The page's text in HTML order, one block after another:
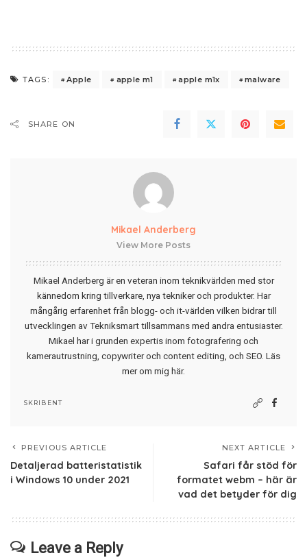
TAGS: Apple apple m1 apple m1x malware
SHARE ON
Mikael Anderberg
View More Posts
Mikael Anderberg är en veteran inom teknikvärlden med stor
kännedom kring tillverkare, nya tekniker och produkter. Har
mångårig erfarenhet från blogg- och it-världen vilken bidrar till
utvecklingen av Tekniksmart tillsammans med andra entusiaster.
Mikael har i grunden expertis inom fotografering och
kamerautrustning, copywriter och content editing, och SEO. Läs
mer om mig här.
SKRIBENT
PREVIOUS ARTICLE
Detaljerad batteristatistik
i Windows 10 under 2021
NEXT ARTICLE
Safari får stöd för
formatet webm – här är
vad det betyder för dig
Leave a Reply